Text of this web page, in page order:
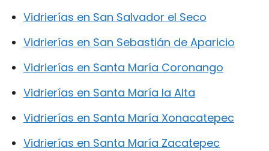
Vidrierías en San Salvador el Seco
Vidrierías en San Sebastián de Aparicio
Vidrierías en Santa María Coronango
Vidrierías en Santa María la Alta
Vidrierías en Santa María Xonacatepec
Vidrierías en Santa María Zacatepec